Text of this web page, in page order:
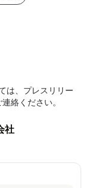
は、プレスリリー
絡ください。
社